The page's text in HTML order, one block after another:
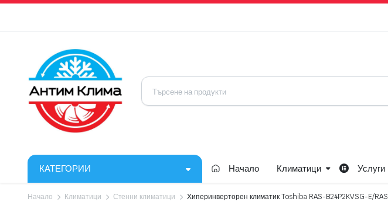
КАТЕГОРИИ Начало Климатици Услуги
Начало Климатици Стенни климатици Хиперинверторен климатик Toshiba RAS-B24P2KVSG-E/